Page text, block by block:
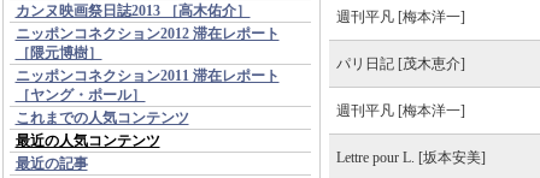
カンヌ映画祭日誌2013 ［高木佑介］
ニッポンコネクション2012 滞在レポート
［隈元博樹］
ニッポンコネクション2011 滞在レポート
［ヤング・ポール］
これまでの人気コンテンツ
最近の人気コンテンツ
最近の記事
週刊平凡 [梅本洋一]
パリ日記 [茂木恵介]
週刊平凡 [梅本洋一]
Lettre pour L. [坂本安美]